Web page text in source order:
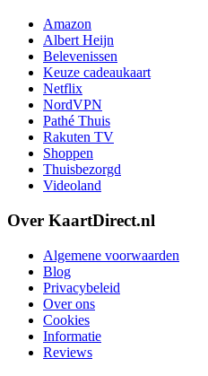
Amazon
Albert Heijn
Belevenissen
Keuze cadeaukaart
Netflix
NordVPN
Pathé Thuis
Rakuten TV
Shoppen
Thuisbezorgd
Videoland
Over KaartDirect.nl
Algemene voorwaarden
Blog
Privacybeleid
Over ons
Cookies
Informatie
Reviews